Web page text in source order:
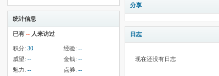
统计信息
已有 -- 人来访过
积分: 30 经验: --
威望: -- 金钱: --
魅力: -- 点券: --
分享
日志
现在还没有日志